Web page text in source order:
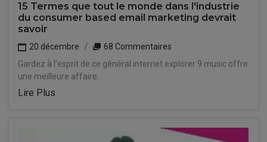
15 Termes que tout le monde dans l'industrie
du consumer based email marketing devrait
savoir
20 décembre
68 Commentaires
Gardez à l'esprit de ce général internet explorer 9 music offre
une meilleure affaire.
Lire Plus